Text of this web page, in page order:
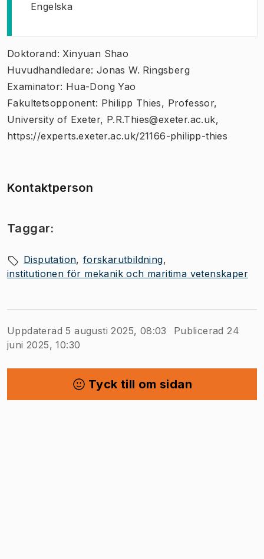
Engelska
Doktorand: Xinyuan Shao
Huvudhandledare: Jonas W. Ringsberg
Examinator: Hua-Dong Yao
Fakultetsopponent: Philipp Thies, Professor,
University of Exeter, P.R.Thies@exeter.ac.uk,
https://experts.exeter.ac.uk/21166-philipp-thies
Kontaktperson
Taggar:
Disputation forskarutbildning
institutionen för mekanik och maritima vetenskaper
Uppdaterad 5 augusti 2025, 08:03
Publicerad 24
juni 2025, 10:30
Tyck till om sidan